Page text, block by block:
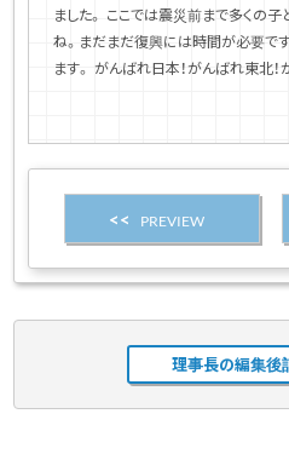
ました。 ここでは震災前まで多くの子
ね。まだまだ復興には時間が必要で
ます。 がんばれ日本！がんばれ東北！
PREVIEW
理事長の編集後